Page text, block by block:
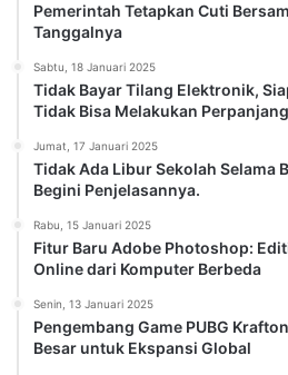
Pemerintah Tetapkan Cuti
Tanggalnya
Sabtu, 18 Januari 2025
Tidak Bayar Tilang Elektronik,
Tidak Bisa Melakukan
Jumat, 17 Januari 2025
Tidak Ada Libur Sekolah Selama
Begini Penjelasannya.
Rabu, 15 Januari 2025
Fitur Baru Adobe Photoshop:
Online dari Komputer Berbeda
Senin, 13 Januari 2025
Pengembang Game PUBG
Besar untuk Ekspansi Global